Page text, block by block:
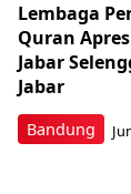
Bandung
Lembaga
Quran
Jabar
Jabar